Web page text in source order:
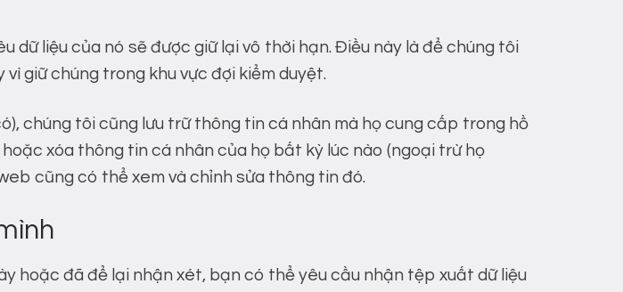
dữ liệu của nó sẽ được giữ lại vô thời hạn. Điều này là để chúng tôi
giữ chúng trong khu vực đợi kiểm duyệt.
chúng tôi cũng lưu trữ thông tin cá nhân mà họ cung cấp trong hồ
xóa thông tin cá nhân của họ bất kỳ lúc nào (ngoại trừ họ
cũng có thể xem và chỉnh sửa thông tin đó.
hoặc đã để lại nhận xét, bạn có thể yêu cầu nhận tệp xuất dữ liệu